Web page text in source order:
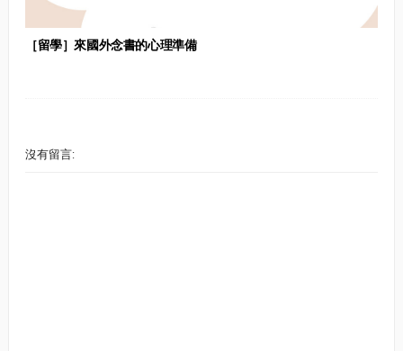
［留學］來國外念書的心理準備
沒有留言: